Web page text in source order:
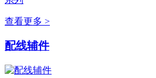
查看更多 >
配线辅件